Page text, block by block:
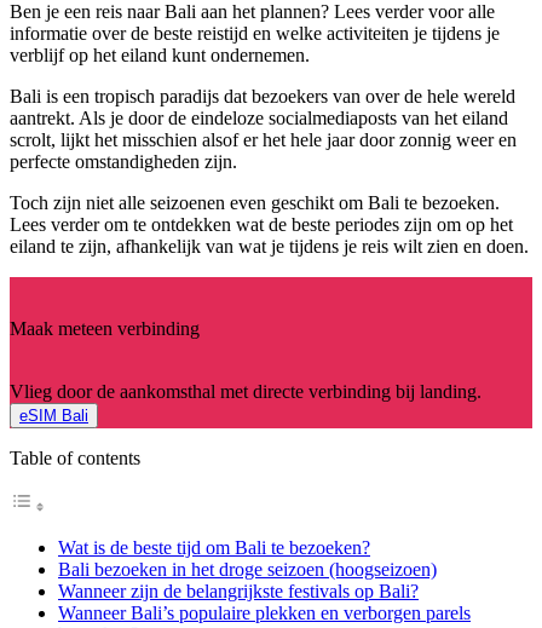
Ben je een reis naar Bali aan het plannen? Lees verder voor alle
informatie over de beste reistijd en welke activiteiten je tijdens je
verblijf op het eiland kunt ondernemen.
Bali is een tropisch paradijs dat bezoekers van over de hele wereld
aantrekt. Als je door de eindeloze socialmediaposts van het eiland
scrolt, lijkt het misschien alsof er het hele jaar door zonnig weer en
perfecte omstandigheden zijn.
Toch zijn niet alle seizoenen even geschikt om Bali te bezoeken.
Lees verder om te ontdekken wat de beste periodes zijn om op het
eiland te zijn, afhankelijk van wat je tijdens je reis wilt zien en doen.
Maak meteen verbinding
Vlieg door de aankomsthal met directe verbinding bij landing.
eSIM Bali
Table of contents
Wat is de beste tijd om Bali te bezoeken?
Bali bezoeken in het droge seizoen (hoogseizoen)
Wanneer zijn de belangrijkste festivals op Bali?
Wanneer Bali’s populaire plekken en verborgen parels